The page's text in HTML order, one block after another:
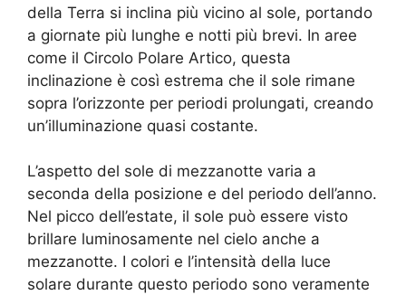
della Terra si inclina più vicino al sole, portando
a giornate più lunghe e notti più brevi. In aree
come il Circolo Polare Artico, questa
inclinazione è così estrema che il sole rimane
sopra l’orizzonte per periodi prolungati, creando
un’illuminazione quasi costante.
L’aspetto del sole di mezzanotte varia a
seconda della posizione e del periodo dell’anno.
Nel picco dell’estate, il sole può essere visto
brillare luminosamente nel cielo anche a
mezzanotte. I colori e l’intensità della luce
solare durante questo periodo sono veramente